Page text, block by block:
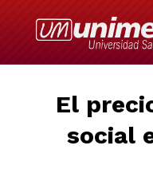
El
social